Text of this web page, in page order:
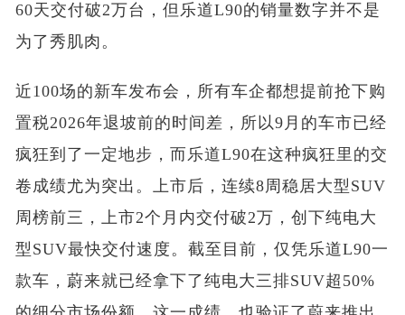
60天交付破2万台，但乐道L90的销量数字并不是
为了秀肌肉。
近100场的新车发布会，所有车企都想提前抢下购
置税2026年退坡前的时间差，所以9月的车市已经
疯狂到了一定地步，而乐道L90在这种疯狂里的交
卷成绩尤为突出。上市后，连续8周稳居大型SUV
周榜前三，上市2个月内交付破2万，创下纯电大
型SUV最快交付速度。截至目前，仅凭乐道L90一
款车，蔚来就已经拿下了纯电大三排SUV超50%